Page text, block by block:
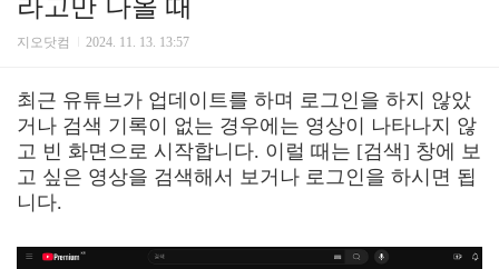
라고만 나올 때
지오닷컴 2024. 11. 13. 13:57
최근 유튜브가 업데이트를 하며 로그인을 하지 않았
거나 검색 기록이 없는 경우에는 영상이 나타나지 않
고 빈 화면으로 시작합니다. 이럴 때는 [검색] 창에 보
고 싶은 영상을 검색해서 보거나 로그인을 하시면 됩
니다.